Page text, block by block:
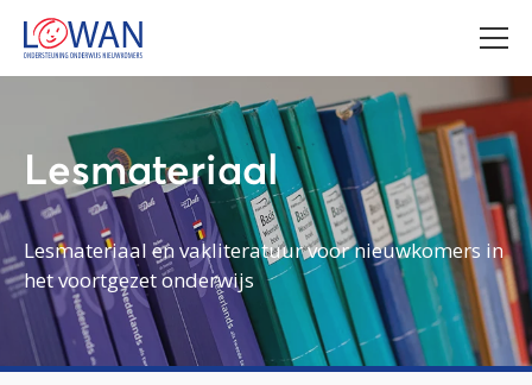
Lesmateriaal
Lesmateriaal en vakliteratuur voor nieuwkomers in
het voortgezet onderwijs